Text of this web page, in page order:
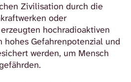
Zivilisation durch die
oder
hochradioaktiven
Gefahrenpotenzial und
werden, um Mensch